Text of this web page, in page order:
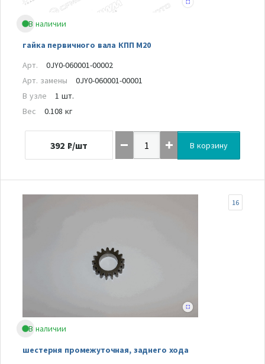
В наличии
гайка первичного вала КПП M20
Арт.
0JY0-060001-00002
Арт. замены
0JY0-060001-00001
В узле
1 шт.
Вес
0.108 кг
392 ₽/шт В корзину
В наличии
шестерня промежуточная, заднего хода
16